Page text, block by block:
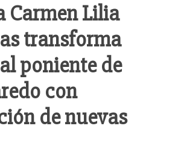
Carmen Lilia
transforma
poniente de
con
de nuevas